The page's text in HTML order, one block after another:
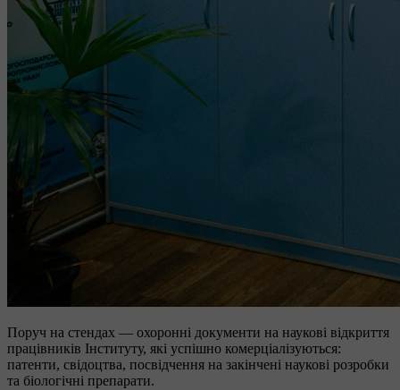
Поруч на стендах — охоронні документи на наукові відкриття
працівників Інституту, які успішно комерціалізуються:
патенти, свідоцтва, посвідчення на закінчені наукові розробки
та біологічні препарати.